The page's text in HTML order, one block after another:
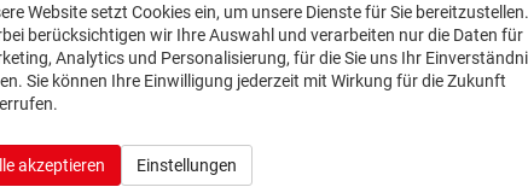
Volkswagen Grand California
Website setzt Cookies ein, um unsere Dienste für Sie bereitzustellen.
berücksichtigen wir Ihre Auswahl und verarbeiten nur die Daten für
Analytics und Personalisierung, für die Sie uns Ihr
Sie können Ihre Einwilligung jederzeit mit Wirkung für die Zukunft
akzeptieren Einstellungen